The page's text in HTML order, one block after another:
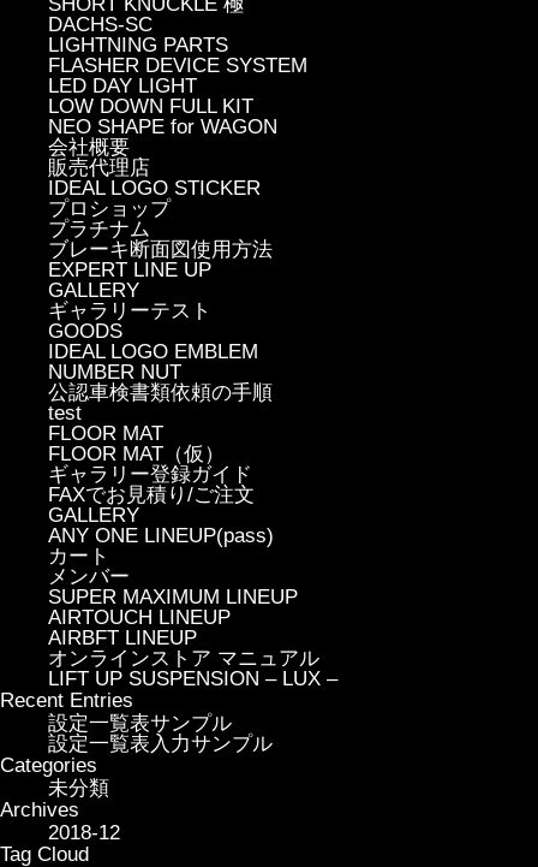
DACHS-SC
LIGHTNING PARTS
FLASHER DEVICE SYSTEM
LED DAY LIGHT
LOW DOWN FULL KIT
NEO SHAPE for WAGON
会社概要
販売代理店
IDEAL LOGO STICKER
プロショップ
プラチナム
ブレーキ断面図使用方法
EXPERT LINE UP
GALLERY
ギャラリーテスト
GOODS
IDEAL LOGO EMBLEM
NUMBER NUT
公認車検書類依頼の手順
test
FLOOR MAT
FLOOR MAT（仮）
ギャラリー登録ガイド
FAXでお見積り/ご注文
GALLERY
ANY ONE LINEUP(pass)
カート
メンバー
SUPER MAXIMUM LINEUP
AIRTOUCH LINEUP
AIRBFT LINEUP
オンラインストア マニュアル
LIFT UP SUSPENSION – LUX –
Recent Entries
設定一覧表サンプル
設定一覧表入力サンプル
Categories
未分類
Archives
2018-12
Tag Cloud